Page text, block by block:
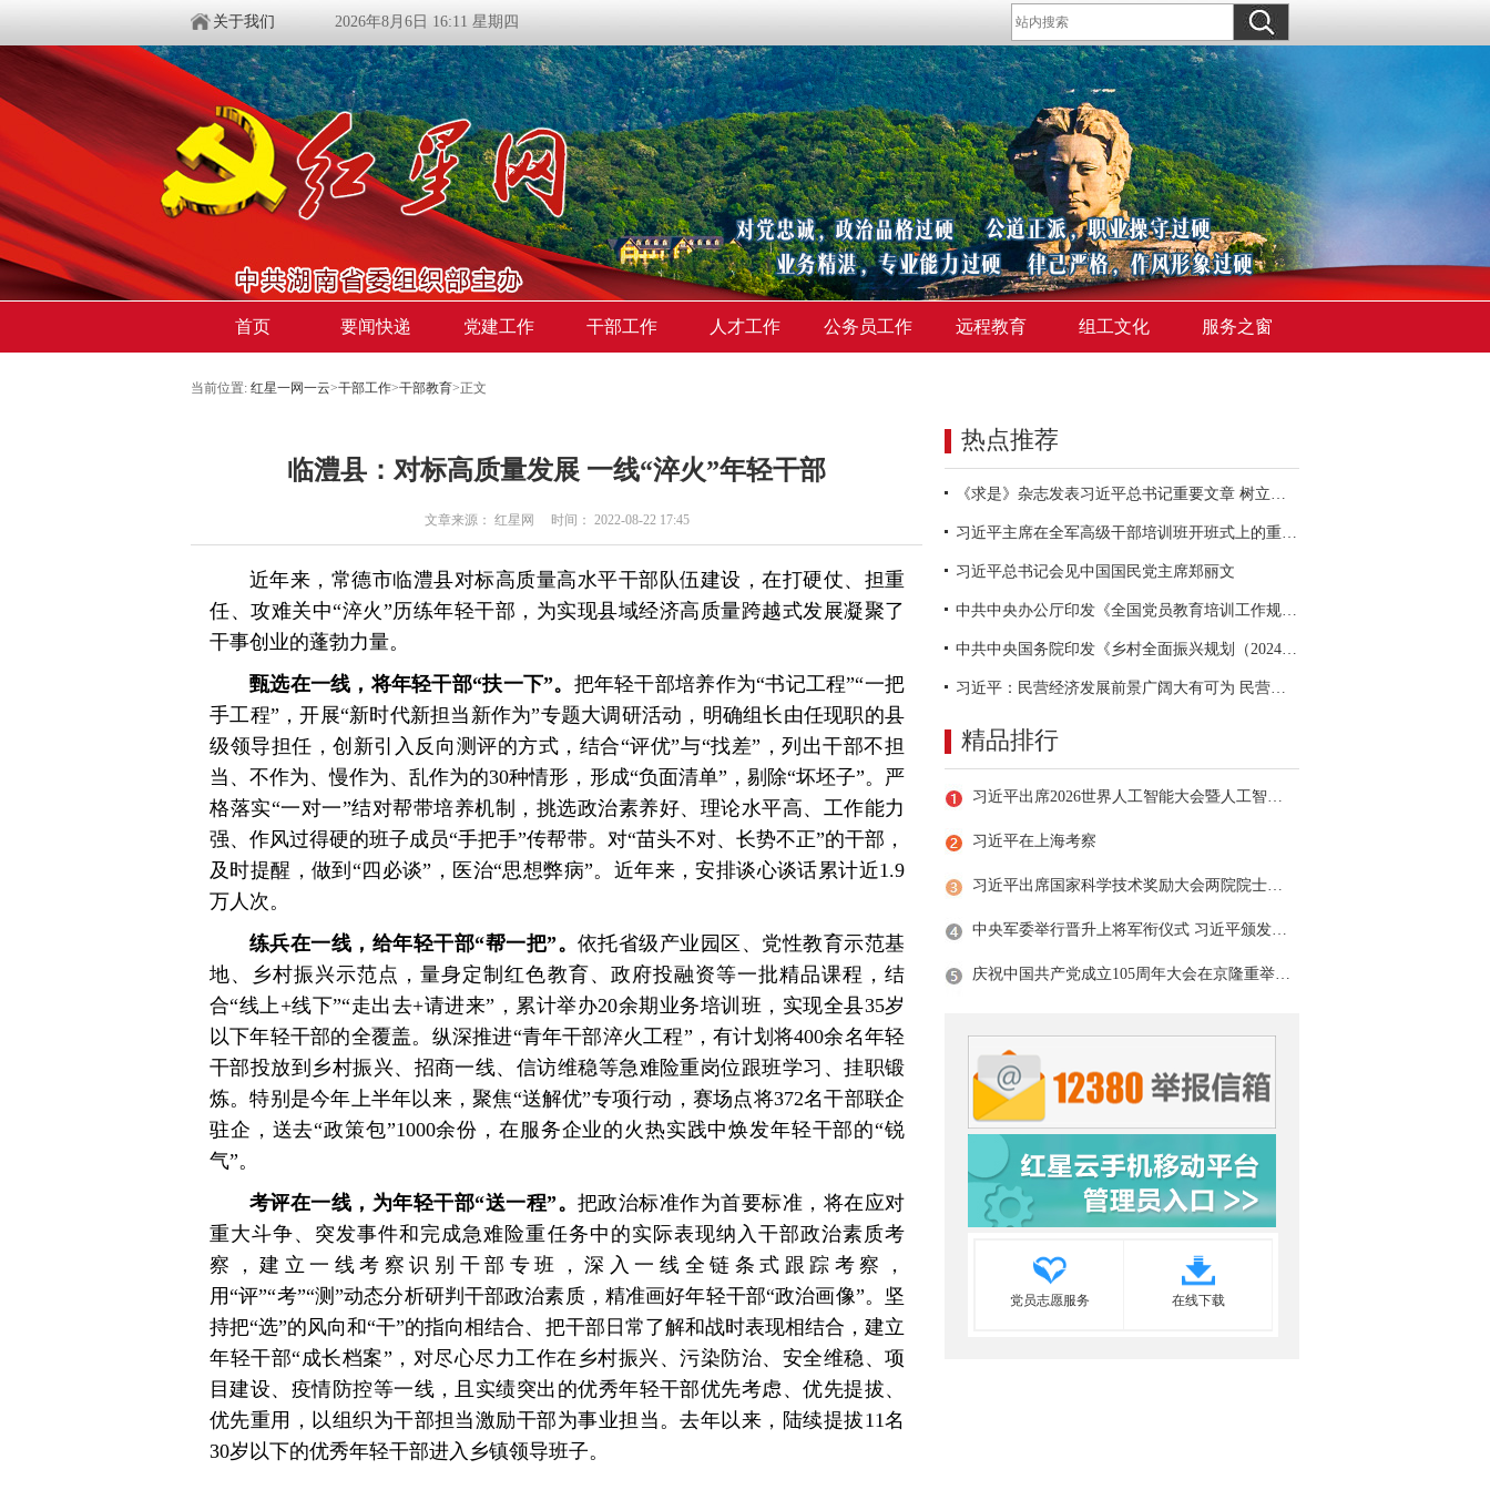
关于我们 2026年8月6日 16:11 星期四
首页 要闻快递 党建工作 干部工作 人才工作 公务员工作 远程教育 组工文化 服务之窗
当前位置: 红星一网一云>干部工作>干部教育>正文
临澧县：对标高质量发展 一线“淬火”年轻干部
文章来源： 红星网 时间： 2022-08-22 17:45
近年来，常德市临澧县对标高质量高水平干部队伍建设，在打硬仗、担重
任、攻难关中“淬火”历练年轻干部，为实现县域经济高质量跨越式发展凝聚了
干事创业的蓬勃力量。
甄选在一线，将年轻干部“扶一下”。 把年轻干部培养作为“书记工程”“一把
手工程”，开展“新时代新担当新作为”专题大调研活动，明确组长由任现职的县
级领导担任，创新引入反向测评的方式，结合“评优”与“找差”，列出干部不担
当、不作为、慢作为、乱作为的30种情形，形成“负面清单”，剔除“坏坯子”。严
格落实“一对一”结对帮带培养机制，挑选政治素养好、理论水平高、工作能力
强、作风过得硬的班子成员“手把手”传帮带。对“苗头不对、长势不正”的干部，
及时提醒，做到“四必谈”，医治“思想弊病”。近年来，安排谈心谈话累计近1.9
万人次。
练兵在一线，给年轻干部“帮一把”。 依托省级产业园区、党性教育示范基
地、乡村振兴示范点，量身定制红色教育、政府投融资等一批精品课程，结
合“线上+线下”“走出去+请进来”，累计举办20余期业务培训班，实现全县35岁
以下年轻干部的全覆盖。纵深推进“青年干部淬火工程”，有计划将400余名年轻
干部投放到乡村振兴、招商一线、信访维稳等急难险重岗位跟班学习、挂职锻
炼。特别是今年上半年以来，聚焦“送解优”专项行动，赛场点将372名干部联企
驻企，送去“政策包”1000余份，在服务企业的火热实践中焕发年轻干部的“锐
气”。
考评在一线，为年轻干部“送一程”。 把政治标准作为首要标准，将在应对
重大斗争、突发事件和完成急难险重任务中的实际表现纳入干部政治素质考
察，建立一线考察识别干部专班，深入一线全链条式跟踪考察，
用“评”“考”“测”动态分析研判干部政治素质，精准画好年轻干部“政治画像”。坚
持把“选”的风向和“干”的指向相结合、把干部日常了解和战时表现相结合，建立
年轻干部“成长档案”，对尽心尽力工作在乡村振兴、污染防治、安全维稳、项
目建设、疫情防控等一线，且实绩突出的优秀年轻干部优先考虑、优先提拔、
优先重用，以组织为干部担当激励干部为事业担当。去年以来，陆续提拔11名
30岁以下的优秀年轻干部进入乡镇领导班子。
热点推荐
《求是》杂志发表习近平总书记重要文章 树立和践行正确政绩观
习近平主席在全军高级干部培训班开班式上的重要讲话引领全军开展思想整风、深化政治整训
习近平总书记会见中国国民党主席郑丽文
中共中央办公厅印发《全国党员教育培训工作规划（2024－2028年）》
中共中央国务院印发《乡村全面振兴规划（2024—2027年）》
习近平：民营经济发展前景广阔大有可为 民营企业和民营企业家大显身手正当其时
精品排行
习近平出席2026世界人工智能大会暨人工智能全球治理高级别会议开幕式并发表主旨讲话
习近平在上海考察
习近平出席国家科学技术奖励大会两院院士大会中国科协第十一次全国代表大会并发表重要讲话
中央军委举行晋升上将军衔仪式 习近平颁发命令状并向晋衔的军官表示祝贺
庆祝中国共产党成立105周年大会在京隆重举行 习近平发表重要讲话
党员志愿服务 在线下载